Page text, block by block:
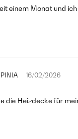
einem Monat und
16/02/2026
die Heizdecke für